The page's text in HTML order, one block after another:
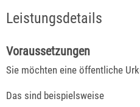
Leistungsdetails
Voraussetzungen
Sie möchten eine öffentliche
Das sind beispielsweise